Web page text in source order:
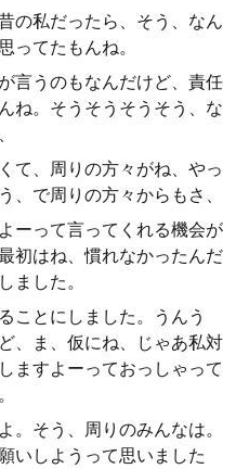
の私だったら、そう、なん
ってたもんね。
言うのもなんだけど、責任
ね。そうそうそうそう、な
て、周りの方々がね、やっ
、で周りの方々からもさ、
ーって言ってくれる機会が
初はね、慣れなかったんだ
ました。
ことにしました。うんう
、ま、仮にね、じゃあ私対
ますよーっておっしゃって
。そう、周りのみんなは。
いしようって思いました